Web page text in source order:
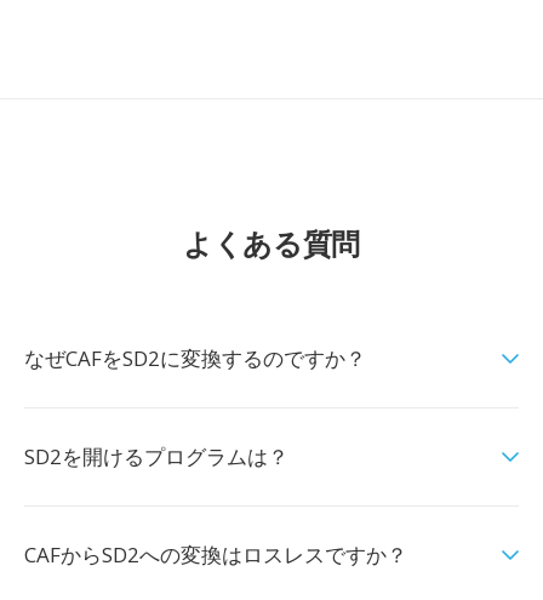
よくある質問
なぜCAFをSD2に変換するのですか？
SD2を開けるプログラムは？
CAFからSD2への変換はロスレスですか？